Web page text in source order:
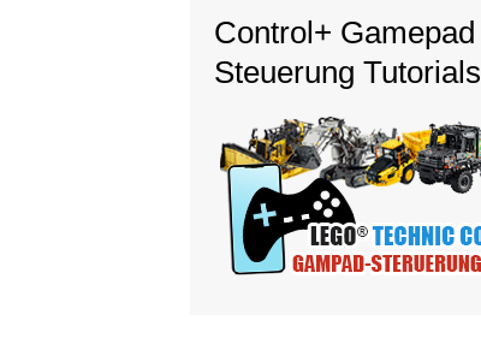
Control+ Gamepad
Steuerung Tutorials